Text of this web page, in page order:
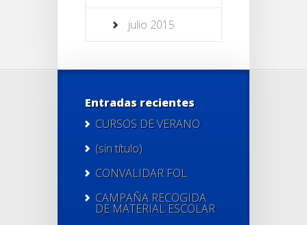
julio 2015
Entradas recientes
CURSOS DE VERANO
(sin título)
CONVALIDAR FOL
CAMPAÑA RECOGIDA
DE MATERIAL ESCOLAR